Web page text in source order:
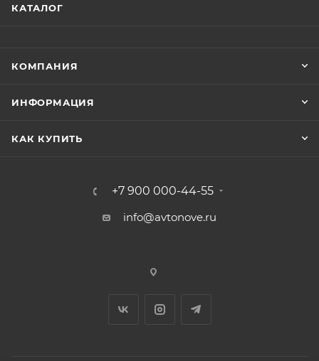
КАТАЛОГ
КОМПАНИЯ
ИНФОРМАЦИЯ
КАК КУПИТЬ
+7 900 000-44-55
info@avtonove.ru